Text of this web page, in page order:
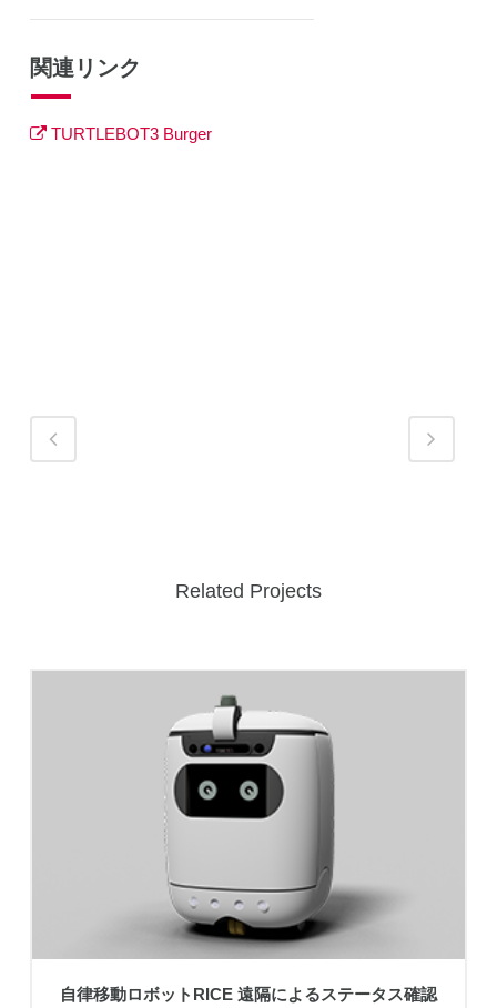
関連リンク
TURTLEBOT3 Burger
Related Projects
自律移動ロボットRICE 遠隔によるステータス確認